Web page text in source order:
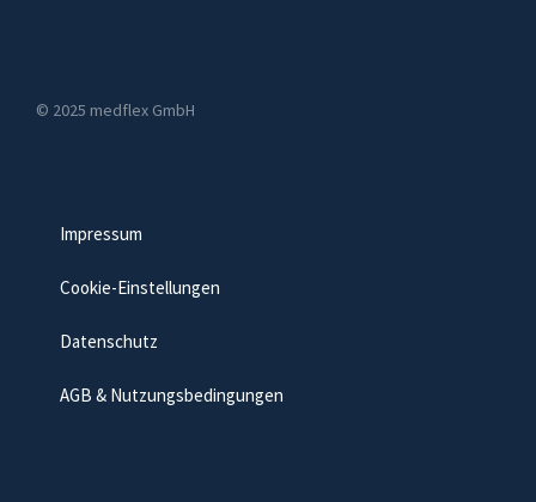
© 2025 medflex GmbH
Impressum
Cookie-Einstellungen
Datenschutz
AGB & Nutzungsbedingungen